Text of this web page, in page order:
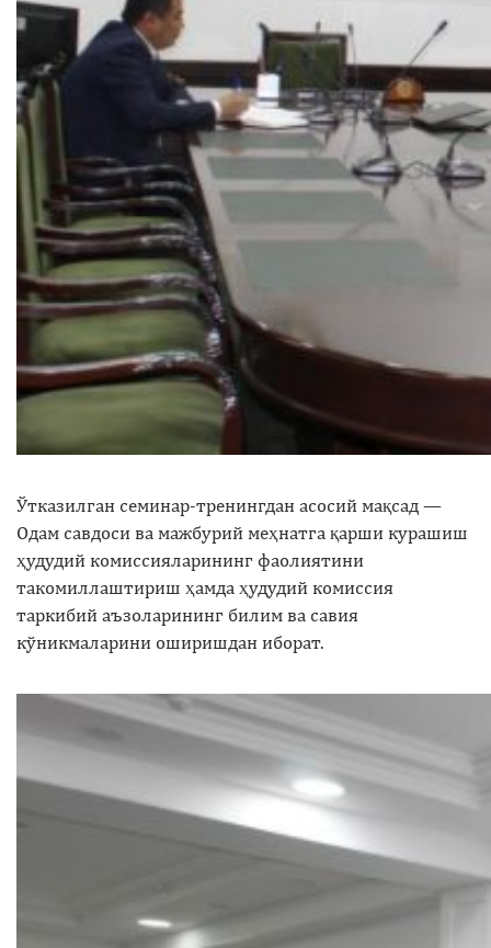
Ўтказилган семинар-тренингдан асосий мақсад —
Одам савдоси ва мажбурий меҳнатга қарши курашиш
ҳудудий комиссияларининг фаолиятини
такомиллаштириш ҳамда ҳудудий комиссия
таркибий аъзоларининг билим ва савия
кўникмаларини оширишдан иборат.